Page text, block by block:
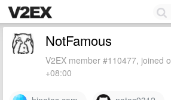
NotFamous
V2EX member #110477, joined
+08:00